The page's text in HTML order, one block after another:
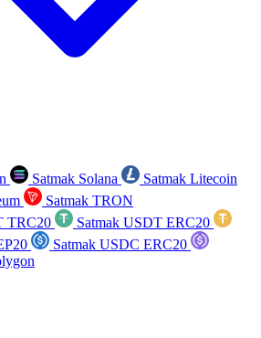
Satmak Solana
Satmak Litecoin
Satmak TRON
TRC20
Satmak USDT ERC20
Satmak USDC ERC20